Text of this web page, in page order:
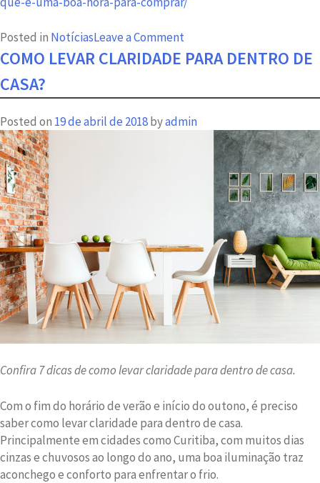
Posted in NotíciasLeave a Comment
Estoque
entenda
de
comprar
COMO LEVAR CLARIDADE PARA DENTRO DE
CASA?
Posted on 19 de abril de 2018byadmin
Confira 7 dicas de como levar claridade para dentro de casa.
Com o fim do horário de verão e início do outono, é preciso
saber como levar claridade para dentro de casa.
Principalmente em cidades como Curitiba, com muitos dias
cinzas e chuvosos ao longo do ano, uma boa iluminação traz
aconchego e conforto para enfrentar o frio.